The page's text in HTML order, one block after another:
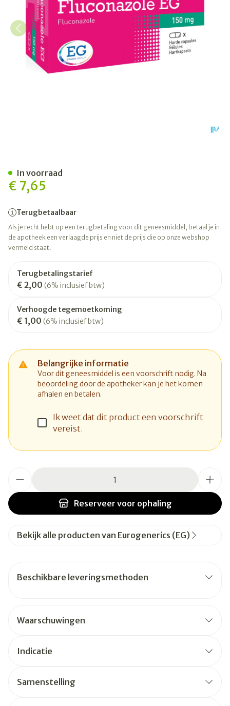
€ 7,65
Terugbetaalbaar
Als je recht hebt op een terugbetaling voor dit geneesmiddel, betaal je in
de apotheek een verlaagde prijs en niet de prijs die op onze webshop
vermeld staat.
Terugbetalingstarief
€ 2,00 (6% inclusief btw)
Verhoogde tegemoetkoming
€ 1,00 (6% inclusief btw)
Belangrijke informatie
Voor dit geneesmiddel is een voorschrift nodig. Na
beoordeling door de apotheker kan je het komen
afhalen en betalen.
Ik weet dat dit product een voorschrift
vereist.
Reserveer voor ophaling
In voorraad
Bekijk alle producten van Eurogenerics (EG)
Beschikbare leveringsmethoden
Waarschuwingen
Indicatie
Samenstelling